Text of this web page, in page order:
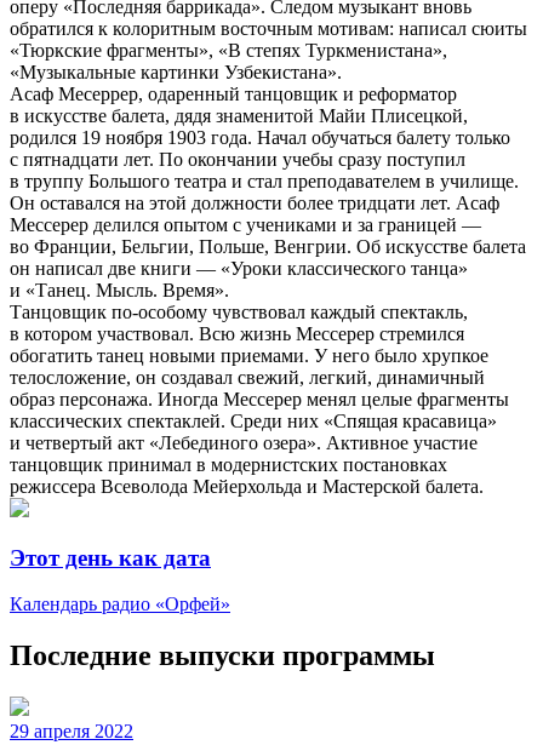
оперу «Последняя баррикада». Следом музыкант вновь
обратился к колоритным восточным мотивам: написал сюиты
«Тюркские фрагменты», «В степях Туркменистана»,
«Музыкальные картинки Узбекистана».
Асаф Месеррер, одаренный танцовщик и реформатор
в искусстве балета, дядя знаменитой Майи Плисецкой,
родился 19 ноября 1903 года. Начал обучаться балету только
с пятнадцати лет. По окончании учебы сразу поступил
в труппу Большого театра и стал преподавателем в училище.
Он оставался на этой должности более тридцати лет. Асаф
Мессерер делился опытом с учениками и за границей —
во Франции, Бельгии, Польше, Венгрии. Об искусстве балета
он написал две книги — «Уроки классического танца»
и «Танец. Мысль. Время».
Танцовщик по-особому чувствовал каждый спектакль,
в котором участвовал. Всю жизнь Мессерер стремился
обогатить танец новыми приемами. У него было хрупкое
телосложение, он создавал свежий, легкий, динамичный
образ персонажа. Иногда Мессерер менял целые фрагменты
классических спектаклей. Среди них «Спящая красавица»
и четвертый акт «Лебединого озера». Активное участие
танцовщик принимал в модернистских постановках
режиссера Всеволода Мейерхольда и Мастерской балета.
Этот день как дата
Календарь радио «Орфей»
Последние выпуски программы
29 апреля 2022